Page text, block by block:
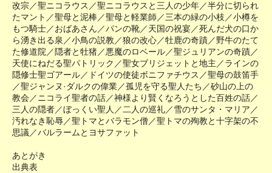
改宗／聖ニコラウス／聖ニコラウスと三人の少年／半分に切られ
たマント／聖母と泥棒／聖母と軽業師／三本の緑の小枝／小樽を
もつ騎士／おばあさん／パンの靴／天国の祝宴／死んだ犬の口か
ら湧き出る泉／小鳥の説教／狼の改心／牡鹿の奇蹟／野牛のたて
た修道院／隠者と牡猪／悪魔のロベール／聖ジュリアンの奇蹟／
天使にねだる聖パトリック／聖女ブリジェットと地主／ラインの
隠修士聖ゴアール／ドイツの使徒ボニファチウス／聖母の鼓笛手
／聖ジャンヌ·ダルクの偉業／孤児を守る聖人たち／砂山の上の
教会／ニコライ聖者の話／神様より賢くなろうとした百姓の話／
三人の隠者／ぼっくい聖人／二人の巡礼／雪のサンタ・マリア／
汚れなき恥辱／聖トマとバラモン僧／聖トマの殉教と十字架の不
思議／バルラームとヨサファット
あとがき
出典表